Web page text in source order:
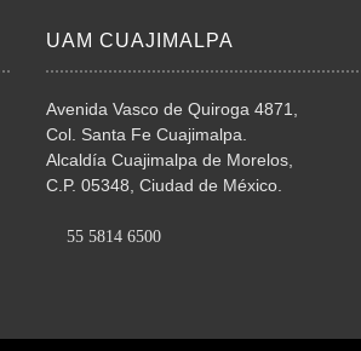
UAM CUAJIMALPA
Avenida Vasco de Quiroga 4871,
Col. Santa Fe Cuajimalpa.
Alcaldía Cuajimalpa de Morelos,
C.P. 05348, Ciudad de México.
55 5814 6500